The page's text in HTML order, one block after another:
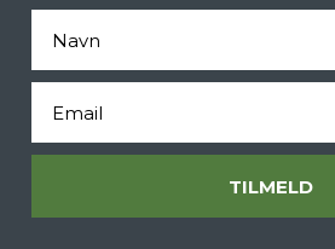
TILMELD